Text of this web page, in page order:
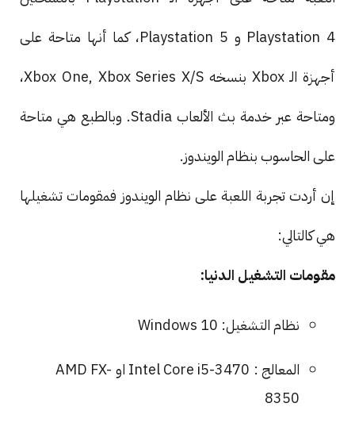
Playstation 4 و Playstation 5، كما أنها متاحة على
أجهزة الـ Xbox بنسخه Xbox One, Xbox Series X/S،
ومتاحة عبر خدمة بث الألعاب Stadia. وبالطبع هي متاحة
على الحاسوب بنظام الويندوز.
إن أردت تجربة اللعبة على نظام الويندوز فمقومات تشغيلها
هي كالتالي:
مقومات التشغيل الدنيا:
نظام التشغيل: Windows 10
المعالج : Intel Core i5-3470 او AMD FX-
8350